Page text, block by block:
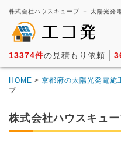
13374件の見積もり依頼
HOME > 京都府の太陽光発電施
ブ
株式会社ハウスキュ